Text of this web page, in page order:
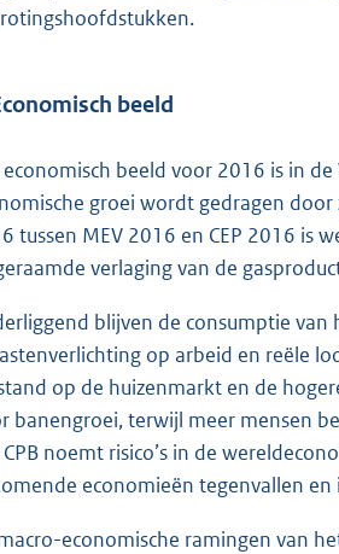
beeld
beeld voor 2016 is in
groei wordt gedragen
tussen MEV 2016 en CEP 2016 is
verlaging van de
blijven de consumptie
op arbeid en reële
op de huizenmarkt en de
banengroei, terwijl meer mensen
noemt risico’s in de
economieën tegenvallen
economische ramingen van